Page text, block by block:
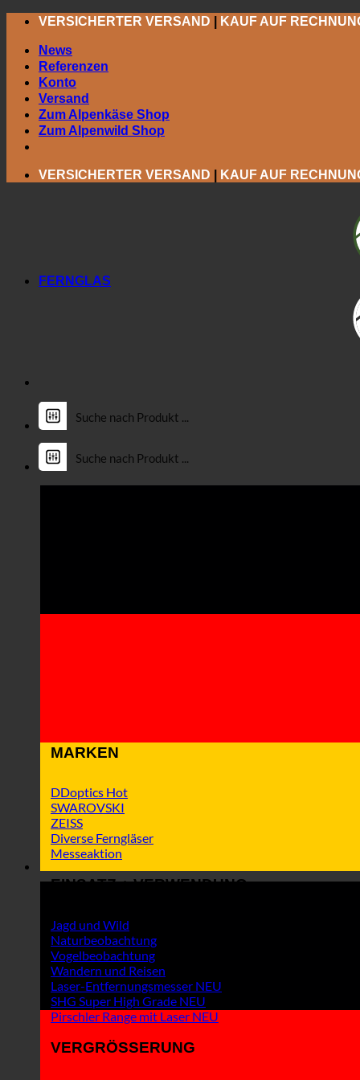
Zum
springen
VERSICHERTER VERSAND KAUF AUF
News
Referenzen
Konto
Versand
Zum Alpenkäse Shop
Zum Alpenwild Shop
VERSICHERTER VERSAND KAUF AUF
FERNGLAS
MARKEN
DDoptics
SWAROVSKI
ZEISS
Diverse Ferngläser
Messeaktion
EINSATZ + VERWENDUNG
Jagd und Wild
Naturbeobachtung
Vogelbeobachtung
Wandern und Reisen
Laser-Entfernungsmesser
SHG Super High Grade
Pirschler Range mit Laser
VERGRÖSSERUNG